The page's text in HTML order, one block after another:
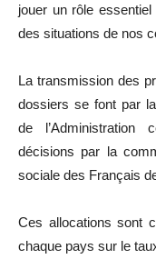
jouer un rôle
des situations de nos
La transmission des
dossiers se font par
de l’Administration
décisions par la
sociale des Français
Ces allocations sont
chaque pays sur le